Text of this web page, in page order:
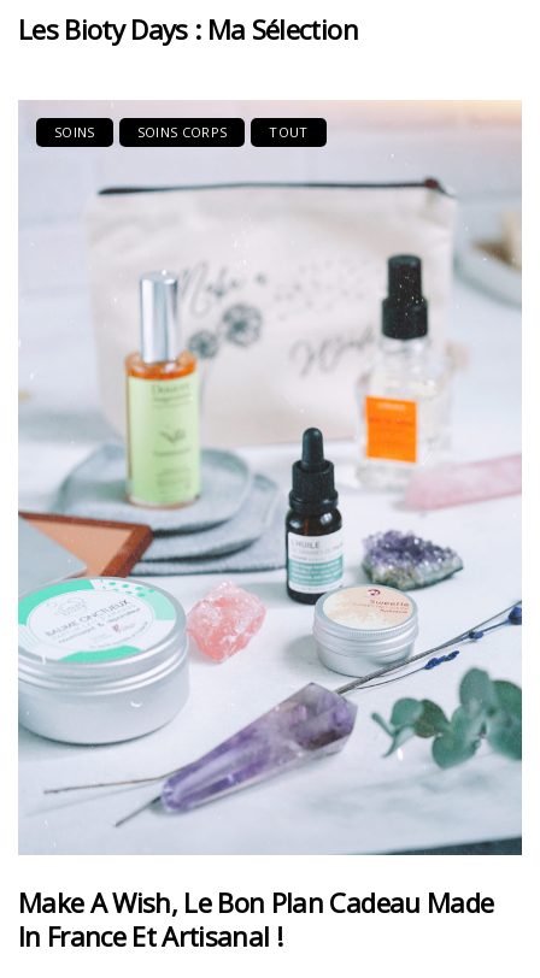
Les Bioty Days : Ma Sélection
SOINS SOINS CORPS TOUT
Make A Wish, Le Bon Plan Cadeau Made
In France Et Artisanal !